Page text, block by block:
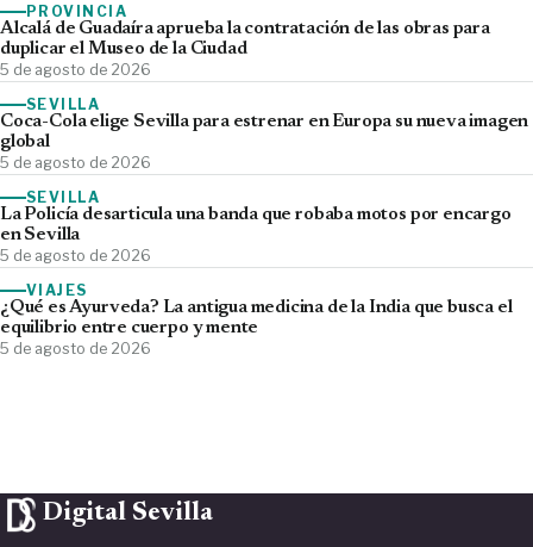
PROVINCIA
Alcalá de Guadaíra aprueba la contratación de las obras para
duplicar el Museo de la Ciudad
5 de agosto de 2026
SEVILLA
Coca-Cola elige Sevilla para estrenar en Europa su nueva imagen
global
5 de agosto de 2026
SEVILLA
La Policía desarticula una banda que robaba motos por encargo
en Sevilla
5 de agosto de 2026
VIAJES
¿Qué es Ayurveda? La antigua medicina de la India que busca el
equilibrio entre cuerpo y mente
5 de agosto de 2026
Digital Sevilla